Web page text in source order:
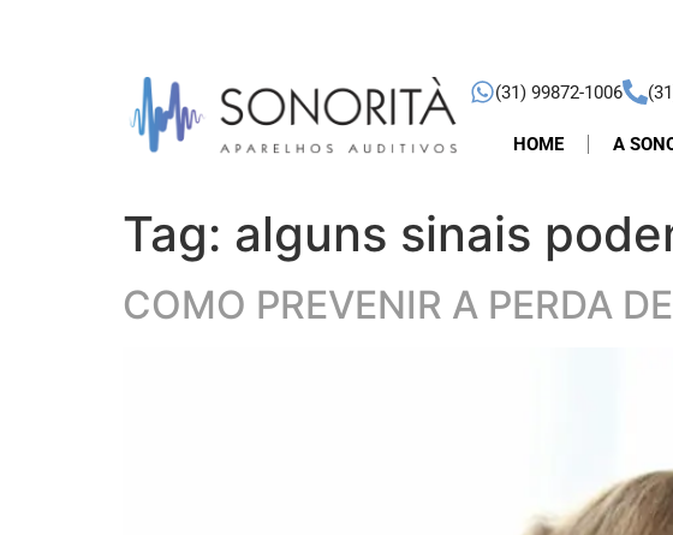
(31) 99872-1006
HOME A
Tag: alguns sinais
COMO PREVENIR A PERDA